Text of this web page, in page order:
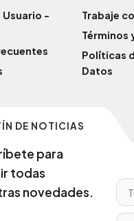
Usuario -
Trabaje
Términos
Políticas
Datos
DE NOTICIAS
para
todas
novedades.